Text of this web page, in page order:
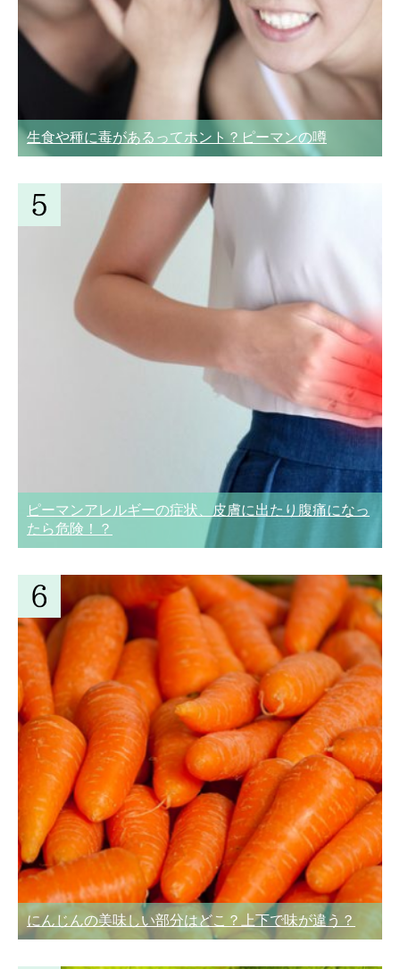
生食や種に毒があるってホント？ピーマンの噂
ピーマンアレルギーの症状、皮膚に出たり腹痛になっ
たら危険！？
にんじんの美味しい部分はどこ？上下で味が違う？